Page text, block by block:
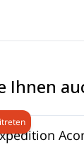
Ihnen